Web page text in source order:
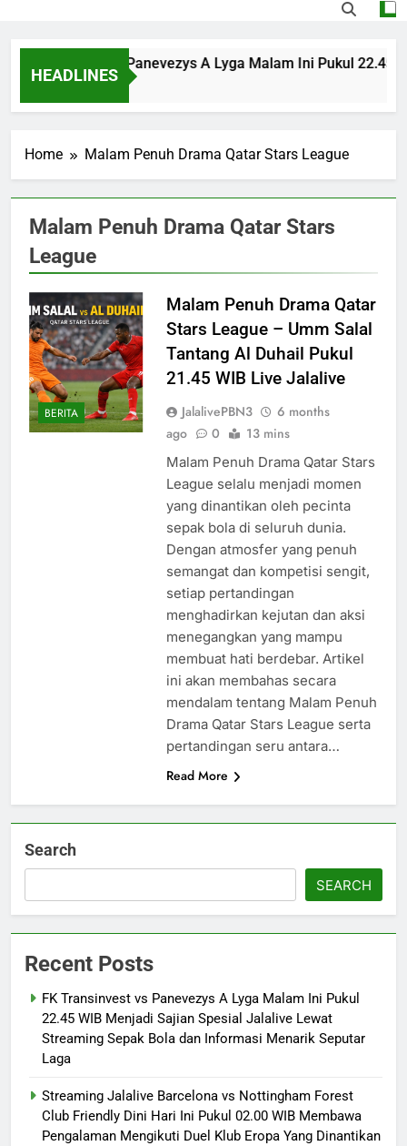
HEADLINES
FK Transinvest vs Panevezys A Lyga Malam Ini Pukul
9 Hours Ago
Home Malam Penuh Drama Qatar Stars League
Malam Penuh Drama Qatar Stars
League
BERITA
Malam Penuh Drama Qatar
Stars League – Umm Salal
Tantang Al Duhail Pukul
21.45 WIB Live Jalalive
JalalivePBN3
6 months
ago
0 13 mins
Malam Penuh Drama Qatar Stars
League selalu menjadi momen
yang dinantikan oleh pecinta
sepak bola di seluruh dunia.
Dengan atmosfer yang penuh
semangat dan kompetisi sengit,
setiap pertandingan
menghadirkan kejutan dan aksi
menegangkan yang mampu
membuat hati berdebar. Artikel
ini akan membahas secara
mendalam tentang Malam Penuh
Drama Qatar Stars League serta
pertandingan seru antara…
Read More
Search
SEARCH
Recent Posts
FK Transinvest vs Panevezys A Lyga Malam Ini Pukul
22.45 WIB Menjadi Sajian Spesial Jalalive Lewat
Streaming Sepak Bola dan Informasi Menarik Seputar
Laga
Streaming Jalalive Barcelona vs Nottingham Forest
Club Friendly Dini Hari Ini Pukul 02.00 WIB Membawa
Pengalaman Mengikuti Duel Klub Eropa Yang Dinantikan